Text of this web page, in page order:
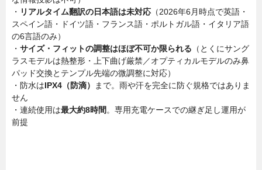
・ リアルタイム翻訳の日本語は未対応 （2026年6月時点で英語・
スペイン語・ドイツ語・フランス語・ポルトガル語・イタリア語
の6言語のみ）
・ サイズ・フィットの調整はほぼ不可か限られる （とくにサング
ラスモデルは熱整形・上下曲げ厳禁／オプティカルモデルのみ鼻
パッド交換とテンプル先端の微調整に対応）
・防水はIPX4（防滴）
まで。雨や汗を完全に防ぐ規格ではありま
せん
・連続使用は最大約8時間。専用充電ケースでの継ぎ足し運用が
前提